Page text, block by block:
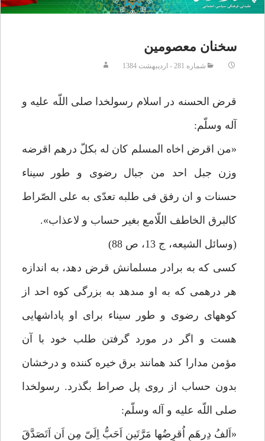
سخنان معصومين‏
شماره 281 - ارديبهشت 1384
قرض الحسنه در اسلام‏ رسولخدا صلى اللّه عليه و
آله وسلّم:
«من اقرض اخاه المسلم كان له بكلّ درهم اقرضه
وزن جبل احد من جبال رضوى و طور سيناء
حسنات و ان رفق فى طلبه تعدّى به على الصّراط
كالبرق الخاطف اللّامع بغير حساب و لاعذاب».
(وسائل الشيعه، ج 13، ص 88)
كسى كه به برادر مسلمانش قرض دهد، به اندازه
هر درهمى كه به او مى‏دهد به بزرگى كوه احد از
كوههاى رضوى و طور سيناء براى او پاداشهايى
هست و اگر در مورد گرفتن طلب خود با آن
مؤمن مدارا كند همانند برق خيره كننده و درخشان
بدون حساب از روى پل صراط بگذرد. رسولخدا
صلى اللّه عليه و آله وسلّم:
«اَلفُ دِرهَمٍ اُقرِضُها مَرَّتَينِ اَحَبُّ اِلَىّ مِن اَن اَتَصَدَّقَ